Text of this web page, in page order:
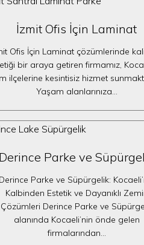
İzmit Ofis İçin Laminat
Ofis İçin Laminat çözümlerinde
bir araya getiren firmamız,
ilçelerine kesintisiz hizmet
Yaşam alanlarınıza…
Derince Parke ve
Derince Parke ve Süpürgelik:
Kalbinden Estetik ve Dayanıklı
Çözümleri Derince Parke ve
alanında Kocaeli’nin önde gelen
firmalarından…